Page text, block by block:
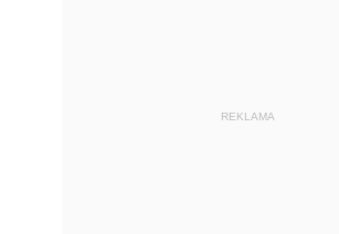
REKLAMA